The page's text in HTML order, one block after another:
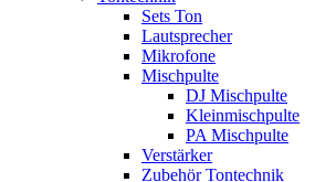
Sets Ton
Lautsprecher
Mikrofone
Mischpulte
DJ Mischpulte
Kleinmischpulte
PA Mischpulte
Verstärker
Zubehör Tontechnik